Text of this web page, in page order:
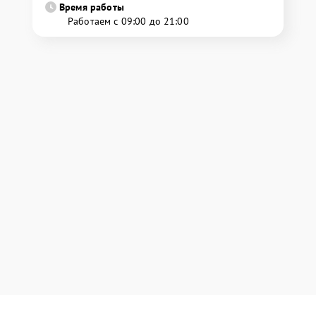
Время работы
Работаем с 09:00 до 21:00